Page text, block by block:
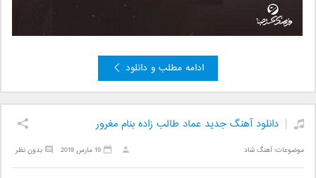
ادامه مطلب و دانلود
دانلود آهنگ جدید عماد طالب زاده بنام مغرور
موضوعات:آهنگ شاد بدون نظر 19 مارس 2019